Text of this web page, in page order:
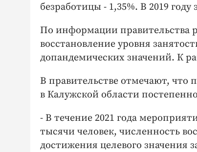
безработицы - 1,35%. В 2019 году
По информации правительства
восстановление уровня
допандемических значений. К
В правительстве отмечают, что
в Калужской области
- В течение 2021 года
тысячи человек, численность
достижения целевого значения